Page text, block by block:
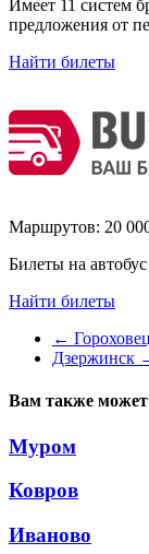
Имеет 11 систем
предложения от
Найти билеты
Маршрутов: 20
Билеты на
Найти билеты
← Гороховец
Дзержинск
Вам также может
Муром
Ковров
Иваново